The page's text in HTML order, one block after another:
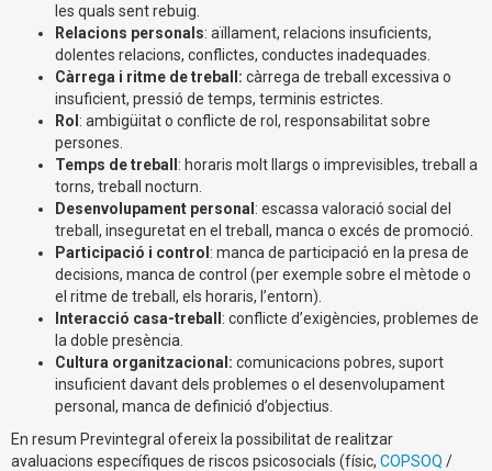
les quals sent rebuig.
Relacions personals: aïllament, relacions insuficients,
dolentes relacions, conflictes, conductes inadequades.
Càrrega i ritme de treball: càrrega de treball excessiva o
insuficient, pressió de temps, terminis estrictes.
Rol : ambigüitat o conflicte de rol, responsabilitat sobre
persones.
Temps de treball : horaris molt llargs o imprevisibles, treball a
torns, treball nocturn.
Desenvolupament personal : escassa valoració social del
treball, inseguretat en el treball, manca o excés de promoció.
Participació i control : manca de participació en la presa de
decisions, manca de control (per exemple sobre el mètode o
el ritme de treball, els horaris, l’entorn).
Interacció casa-treball : conflicte d’exigències, problemes de
la doble presència.
Cultura organitzacional: comunicacions pobres, suport
insuficient davant dels problemes o el desenvolupament
personal, manca de definició d’objectius.
En resum Previntegral ofereix la possibilitat de realitzar
avaluacions específiques de riscos psicosocials (físic, COPSOQ /